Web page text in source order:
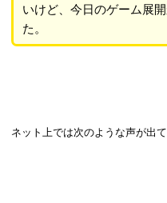
いけど、今日のゲーム展
た。
ネット上では次のような声が出て